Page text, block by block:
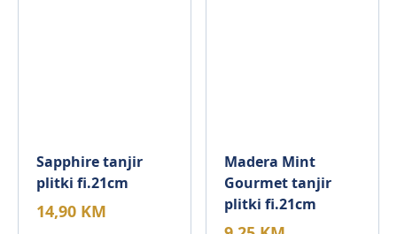
Sapphire tanjir
plitki fi.21cm
14,90 KM
Madera Mint
Gourmet tanjir
plitki fi.21cm